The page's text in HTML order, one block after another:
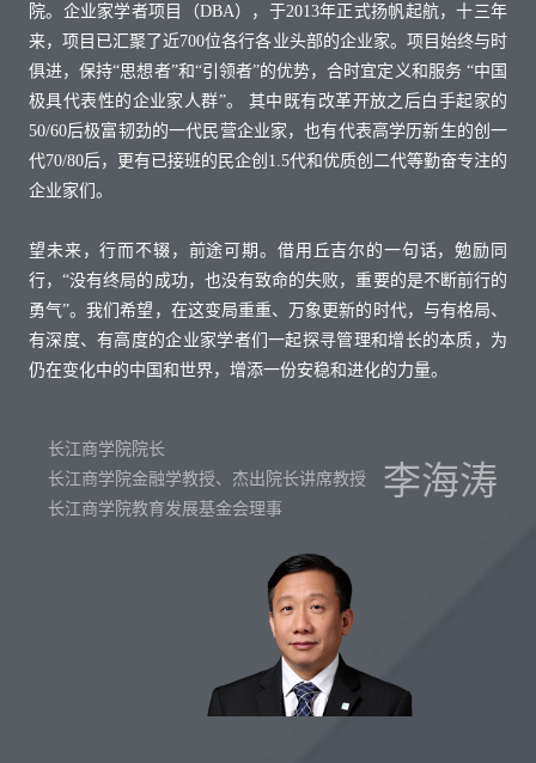
院。企业家学者项目（DBA），于2013年正式扬帆起航，十三年
来，项目已汇聚了近700位各行各业头部的企业家。项目始终与时
俱进，保持“思想者”和“引领者”的优势，合时宜定义和服务 “中国
极具代表性的企业家人群”。 其中既有改革开放之后白手起家的
50/60后极富韧劲的一代民营企业家，也有代表高学历新生的创一
代70/80后，更有已接班的民企创1.5代和优质创二代等勤奋专注的
企业家们。
望未来，行而不辍，前途可期。借用丘吉尔的一句话，勉励同
行，“没有终局的成功，也没有致命的失败，重要的是不断前行的
勇气”。我们希望，在这变局重重、万象更新的时代，与有格局、
有深度、有高度的企业家学者们一起探寻管理和增长的本质，为
仍在变化中的中国和世界，增添一份安稳和进化的力量。
长江商学院院长
长江商学院金融学教授、杰出院长讲席教授
长江商学院教育发展基金会理事
李海涛